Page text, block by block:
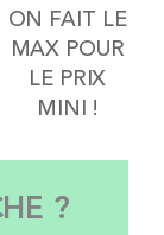
ON FAIT LE
MAX POUR
LE PRIX
MINI !
?